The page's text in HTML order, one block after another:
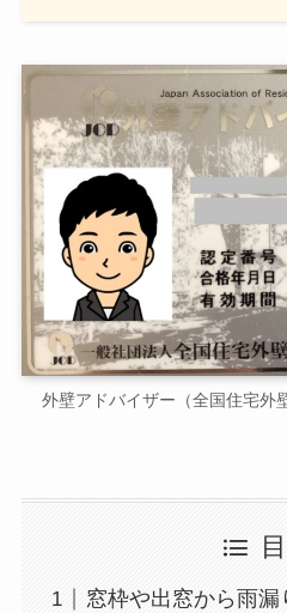
外壁アドバイザー（全国住宅外
窓枠や出窓から雨